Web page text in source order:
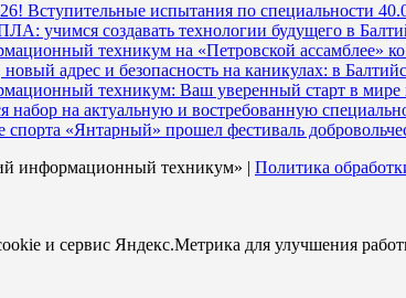
Вступительные испытания по специальности
учимся создавать технологии будущего в
техникум на «Петровской ассамблее»
новый адрес и безопасность на каникулах: в
техникум: Ваш уверенный старт в мире
набор на актуальную и востребованную
спорта «Янтарный» прошел фестиваль
информационный техникум» | Политика
и сервис Яндекс.Метрика для улучшения